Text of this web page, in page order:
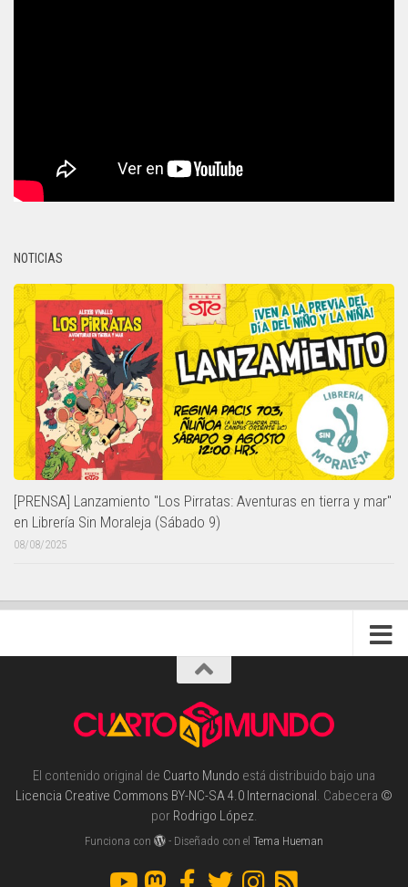
NOTICIAS
[PRENSA] Lanzamiento "Los Pirratas: Aventuras en tierra y mar"
en Librería Sin Moraleja (Sábado 9)
08/08/2025
El contenido original de Cuarto Mundo está distribuido bajo una
Licencia Creative Commons BY-NC-SA 4.0 Internacional. Cabecera ©
por Rodrigo López.
Funciona con - Diseñado con elTema Hueman